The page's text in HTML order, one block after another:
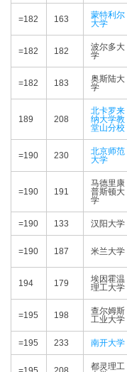
=182 163
蒙特利尔
大学
=182 182
波尔多大
学
=182 183
奥斯陆大
学
189 208
北卡罗来
纳大学教
堂山分校
=190 230
北京师范
大学
=190 191
马德里康
普斯顿大
学
=190 133 汉阳大学
=190 187 米兰大学
194 179
埃因霍温
理工大学
=195 198
查尔姆斯
工业大学
=195 233 南开大学
都灵理工